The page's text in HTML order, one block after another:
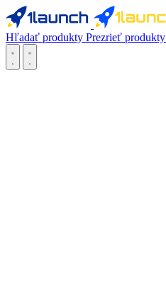
Hľadať produkty Prezrieť produkty